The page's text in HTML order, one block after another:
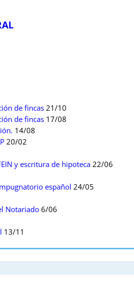
de fincas21/10
de fincas 17/08
14/08
20/02
y escritura de hipoteca22/06
español 24/05
Notariado6/06
13/11